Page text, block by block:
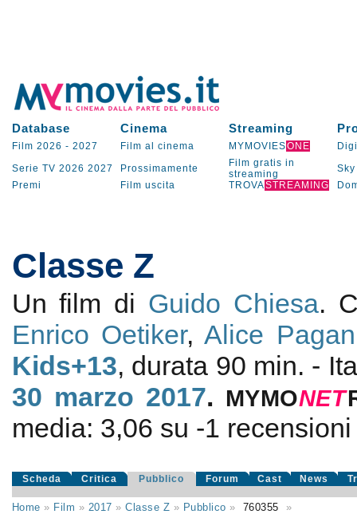
Database Cinema Streaming
Film 2026 - 2027 Film al cinema MYMOVIESONE
Serie TV 2026 2027 Prossimamente
Film gratis in
streaming
Sky
Premi
Film uscita TROVASTREAMING
Classe Z
Un film di Guido Chiesa.
Enrico Oetiker,Alice
Kids+13, durata 90 min. -
30 marzo 2017. MYMONET
media: 3,06 su -1
Scheda Critica Pubblico Forum Cast News
Home » Film » 2017 »Classe Z » Pubblico » 760355 »